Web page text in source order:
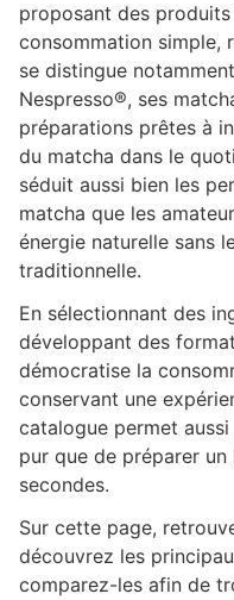
proposant des
consommation simple,
se distingue
Nespresso®, ses
préparations prêtes à
du matcha dans le
séduit aussi bien les
matcha que les
énergie naturelle sans
traditionnelle.
En sélectionnant des
développant des
démocratise la
conservant une
catalogue permet
pur que de préparer
secondes.
Sur cette page,
découvrez les
comparez-les afin de